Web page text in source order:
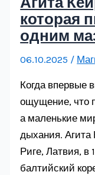
которая
одним
06.10.2025 /
Когда впервые
ощущение, что
а маленькие
дыхания.
Риге, Латвия, в
балтийский